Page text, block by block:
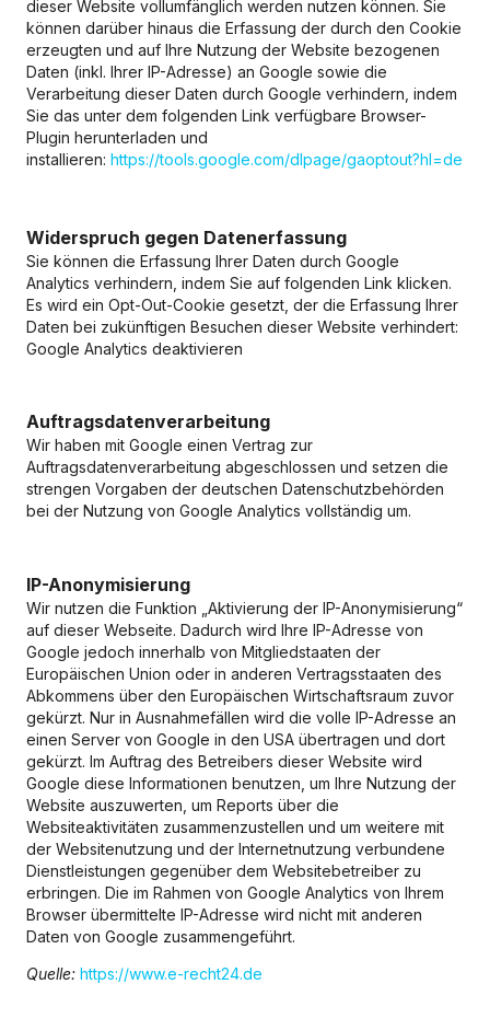
dieser Website vollumfänglich werden nutzen können. Sie
können darüber hinaus die Erfassung der durch den Cookie
erzeugten und auf Ihre Nutzung der Website bezogenen
Daten (inkl. Ihrer IP-Adresse) an Google sowie die
Verarbeitung dieser Daten durch Google verhindern, indem
Sie das unter dem folgenden Link verfügbare Browser-
Plugin herunterladen und
installieren: https://tools.google.com/dlpage/gaoptout?hl=de
Widerspruch gegen Datenerfassung
Sie können die Erfassung Ihrer Daten durch Google
Analytics verhindern, indem Sie auf folgenden Link klicken.
Es wird ein Opt-Out-Cookie gesetzt, der die Erfassung Ihrer
Daten bei zukünftigen Besuchen dieser Website verhindert:
Google Analytics deaktivieren
Auftragsdatenverarbeitung
Wir haben mit Google einen Vertrag zur
Auftragsdatenverarbeitung abgeschlossen und setzen die
strengen Vorgaben der deutschen Datenschutzbehörden
bei der Nutzung von Google Analytics vollständig um.
IP-Anonymisierung
Wir nutzen die Funktion „Aktivierung der IP-Anonymisierung“
auf dieser Webseite. Dadurch wird Ihre IP-Adresse von
Google jedoch innerhalb von Mitgliedstaaten der
Europäischen Union oder in anderen Vertragsstaaten des
Abkommens über den Europäischen Wirtschaftsraum zuvor
gekürzt. Nur in Ausnahmefällen wird die volle IP-Adresse an
einen Server von Google in den USA übertragen und dort
gekürzt. Im Auftrag des Betreibers dieser Website wird
Google diese Informationen benutzen, um Ihre Nutzung der
Website auszuwerten, um Reports über die
Websiteaktivitäten zusammenzustellen und um weitere mit
der Websitenutzung und der Internetnutzung verbundene
Dienstleistungen gegenüber dem Websitebetreiber zu
erbringen. Die im Rahmen von Google Analytics von Ihrem
Browser übermittelte IP-Adresse wird nicht mit anderen
Daten von Google zusammengeführt.
Quelle: https://www.e-recht24.de